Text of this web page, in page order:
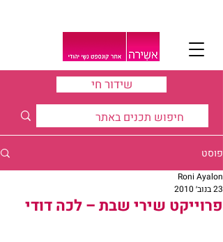
שידור חי
פוסט
פרוייקט שירי שבת – לכה דודי
Roni Ayalon
23 בנוב׳ 2010